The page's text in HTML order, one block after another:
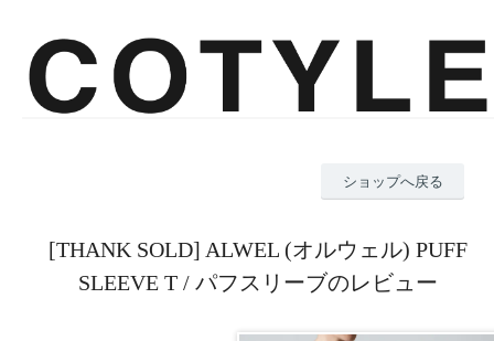
ショップへ戻る
[THANK SOLD] ALWEL (オルウェル) PUFF
SLEEVE T / パフスリーブのレビュー